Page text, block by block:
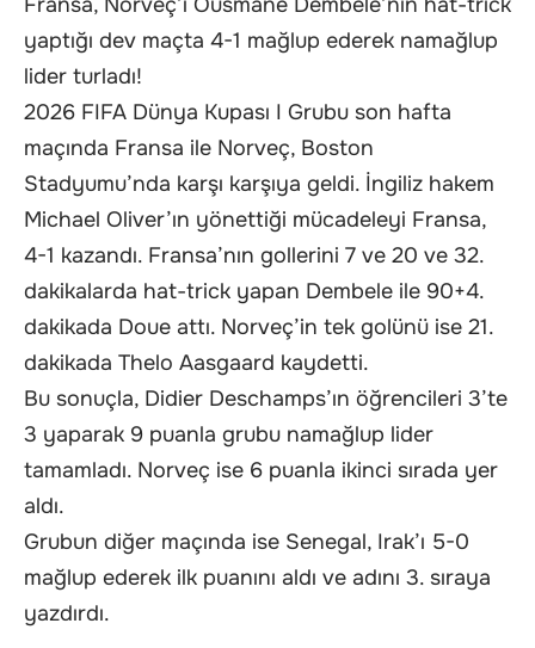
Fransa, Norveç’i Ousmane Dembele’nin hat-trick
yaptığı dev maçta 4-1 mağlup ederek namağlup
lider turladı!
2026 FIFA Dünya Kupası I Grubu son hafta
maçında Fransa ile Norveç, Boston
Stadyumu’nda karşı karşıya geldi. İngiliz hakem
Michael Oliver’ın yönettiği mücadeleyi Fransa,
4-1 kazandı. Fransa’nın gollerini 7 ve 20 ve 32.
dakikalarda hat-trick yapan Dembele ile 90+4.
dakikada Doue attı. Norveç’in tek golünü ise 21.
dakikada Thelo Aasgaard kaydetti.
Bu sonuçla, Didier Deschamps’ın öğrencileri 3’te
3 yaparak 9 puanla grubu namağlup lider
tamamladı. Norveç ise 6 puanla ikinci sırada yer
aldı.
Grubun diğer maçında ise Senegal, Irak’ı 5-0
mağlup ederek ilk puanını aldı ve adını 3. sıraya
yazdırdı.